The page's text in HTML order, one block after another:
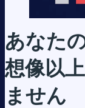
あなた
想像以
ません